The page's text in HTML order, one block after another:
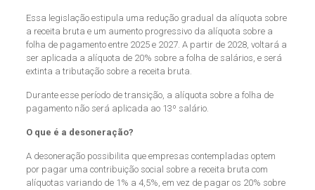
Essa legislação estipula uma redução gradual da alíquota sobre
a receita bruta e um aumento progressivo da alíquota sobre a
folha de pagamento entre 2025 e 2027. A partir de 2028, voltará a
ser aplicada a alíquota de 20% sobre a folha de salários, e será
extinta a tributação sobre a receita bruta.
Durante esse período de transição, a alíquota sobre a folha de
pagamento não será aplicada ao 13º salário.
O que é a desoneração?
A desoneração possibilita que empresas contempladas optem
por pagar uma contribuição social sobre a receita bruta com
alíquotas variando de 1% a 4,5%, em vez de pagar os 20% sobre